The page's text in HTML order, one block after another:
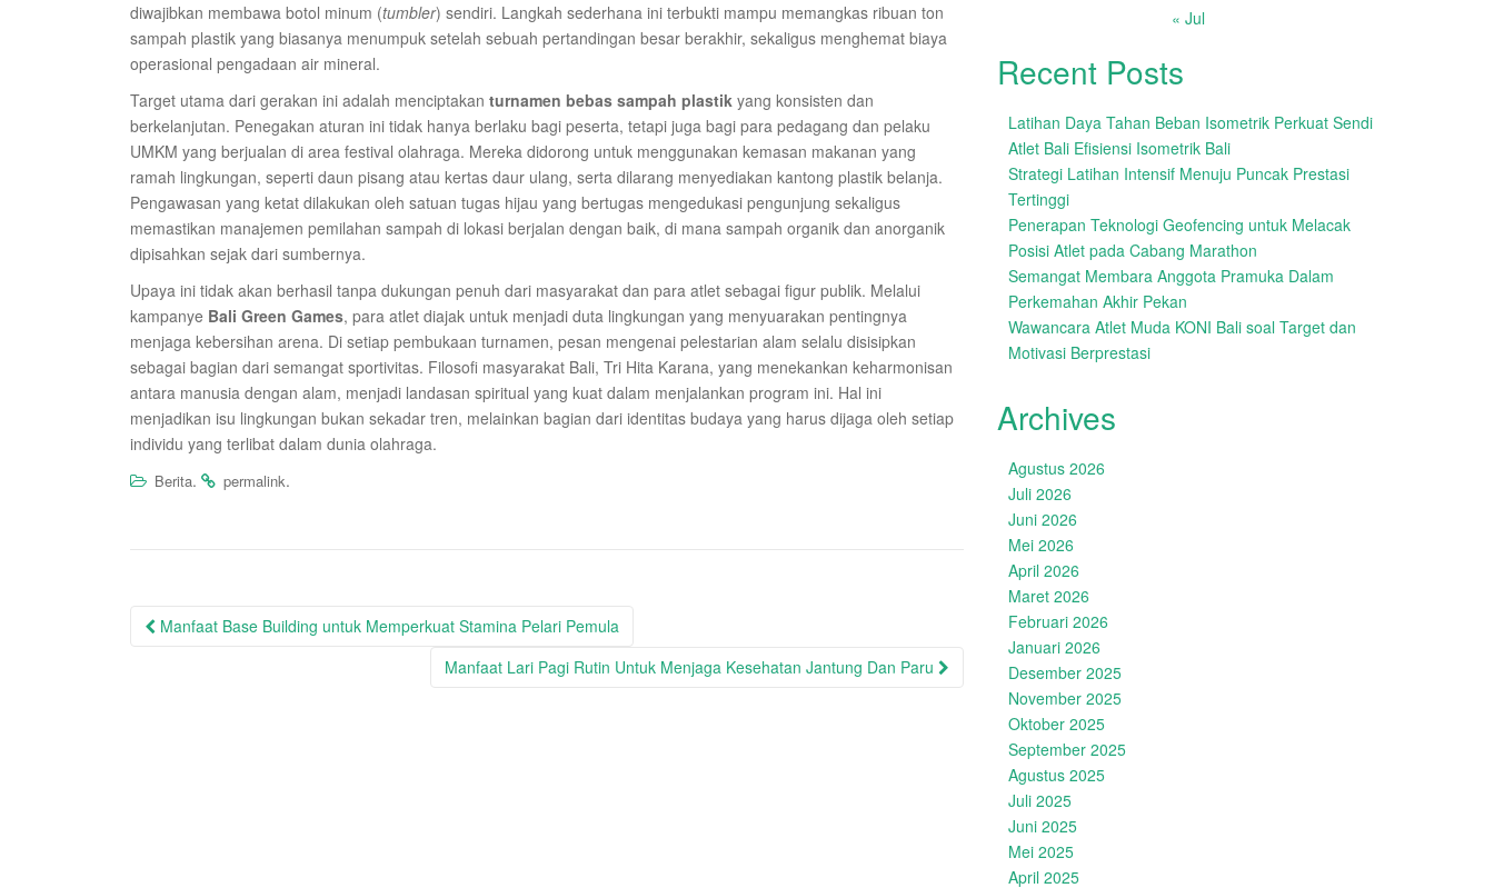
diwajibkan membawa botol minum (tumbler) sendiri. Langkah sederhana ini terbukti mampu memangkas ribuan ton
sampah plastik yang biasanya menumpuk setelah sebuah pertandingan besar berakhir, sekaligus menghemat biaya
operasional pengadaan air mineral.
Target utama dari gerakan ini adalah menciptakan turnamen bebas sampah plastik yang konsisten dan
berkelanjutan. Penegakan aturan ini tidak hanya berlaku bagi peserta, tetapi juga bagi para pedagang dan pelaku
UMKM yang berjualan di area festival olahraga. Mereka didorong untuk menggunakan kemasan makanan yang
ramah lingkungan, seperti daun pisang atau kertas daur ulang, serta dilarang menyediakan kantong plastik belanja.
Pengawasan yang ketat dilakukan oleh satuan tugas hijau yang bertugas mengedukasi pengunjung sekaligus
memastikan manajemen pemilahan sampah di lokasi berjalan dengan baik, di mana sampah organik dan anorganik
dipisahkan sejak dari sumbernya.
Upaya ini tidak akan berhasil tanpa dukungan penuh dari masyarakat dan para atlet sebagai figur publik. Melalui
kampanye Bali Green Games, para atlet diajak untuk menjadi duta lingkungan yang menyuarakan pentingnya
menjaga kebersihan arena. Di setiap pembukaan turnamen, pesan mengenai pelestarian alam selalu disisipkan
sebagai bagian dari semangat sportivitas. Filosofi masyarakat Bali, Tri Hita Karana, yang menekankan keharmonisan
antara manusia dengan alam, menjadi landasan spiritual yang kuat dalam menjalankan program ini. Hal ini
menjadikan isu lingkungan bukan sekadar tren, melainkan bagian dari identitas budaya yang harus dijaga oleh setiap
individu yang terlibat dalam dunia olahraga.
Berita. permalink.
Post
Manfaat Base Building untuk Memperkuat Stamina Pelari Pemula
Manfaat Lari Pagi Rutin Untuk Menjaga Kesehatan Jantung Dan Paru
« Jul
Recent Posts
Latihan Daya Tahan Beban Isometrik Perkuat Sendi
Atlet Bali Efisiensi Isometrik Bali
Strategi Latihan Intensif Menuju Puncak Prestasi
Tertinggi
Penerapan Teknologi Geofencing untuk Melacak
Posisi Atlet pada Cabang Marathon
Semangat Membara Anggota Pramuka Dalam
Perkemahan Akhir Pekan
Wawancara Atlet Muda KONI Bali soal Target dan
Motivasi Berprestasi
Archives
Agustus 2026
Juli 2026
Juni 2026
Mei 2026
April 2026
Maret 2026
Februari 2026
Januari 2026
Desember 2025
November 2025
Oktober 2025
September 2025
Agustus 2025
Juli 2025
Juni 2025
Mei 2025
April 2025